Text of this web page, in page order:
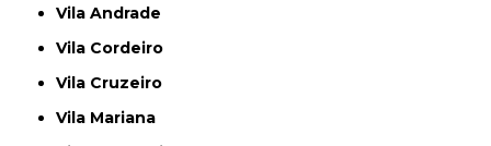
Vila Andrade
Vila Cordeiro
Vila Cruzeiro
Vila Mariana